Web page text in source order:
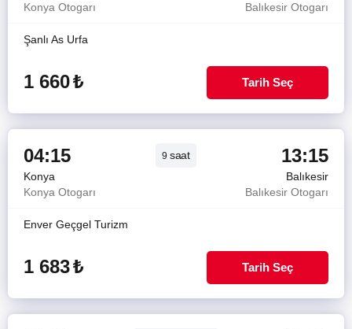
Konya Otogarı
Balıkesir Otogarı
Şanlı As Urfa
1 660₺ Tarih Seç
04:15 9 saat 13:15
Konya
Balıkesir
Konya Otogarı
Balıkesir Otogarı
Enver Geçgel Turizm
1 683₺ Tarih Seç